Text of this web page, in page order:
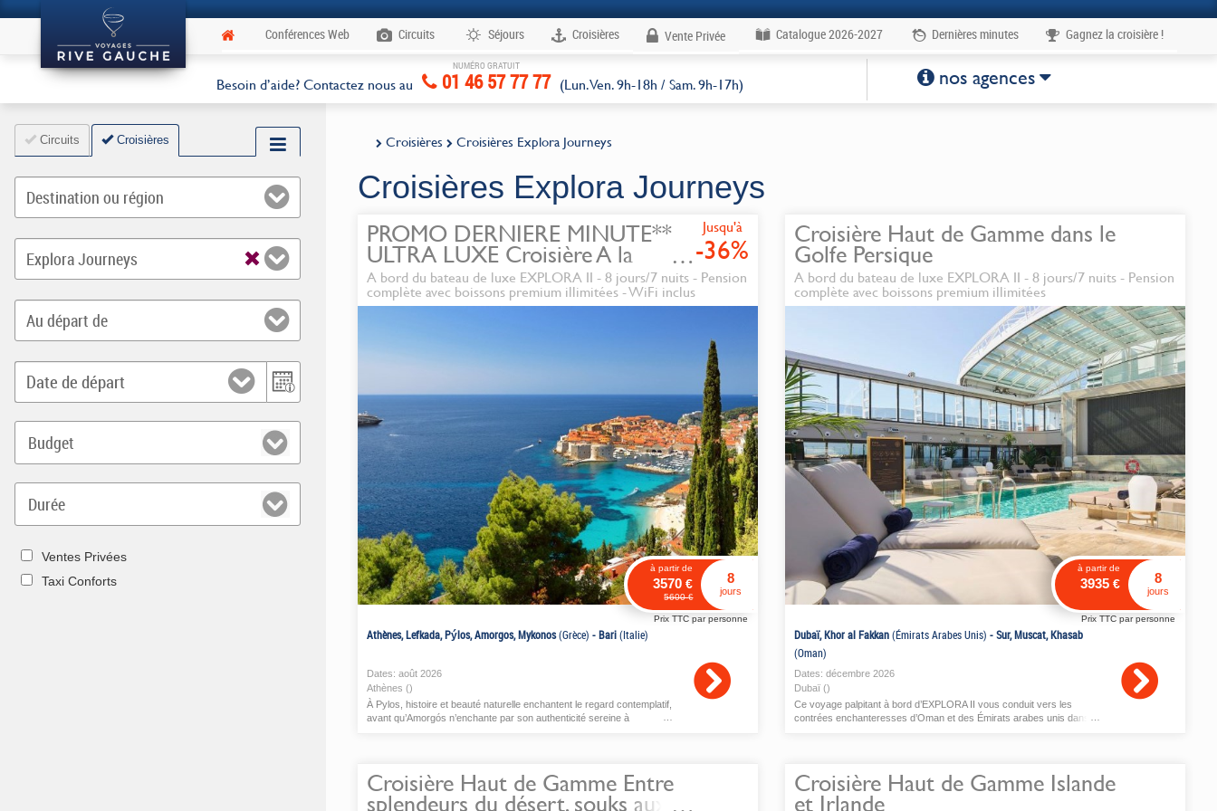
Croisières Croisières Explora Journeys
Croisières Explora Journeys
Jusqu'à
-36%
PROMO DERNIERE MINUTE**
ULTRA LUXE Croisière A la
découverte des rivages de la mer
Ionienne et de la beauté des
A bord du bateau de luxe EXPLORA II - 8 jours/7 nuits - Pension
complète avec boissons premium illimitées - WiFi inclus
à partir de
3570€
5600€
8
jours
Prix TTC par personne
Athènes, Lefkada, Pýlos, Amorgos, Mykonos(Grèce) -Bari(Italie)
Dates: août 2026
Athènes ()
À Pylos, histoire et beauté naturelle enchantent le regard contemplatif,
avant qu’Amorgós n’enchante par son authenticité sereine à
Croisière Haut de Gamme dans le
Golfe Persique
A bord du bateau de luxe EXPLORA II - 8 jours/7 nuits - Pension
complète avec boissons premium illimitées
à partir de
3935€ 8
jours
Prix TTC par personne
Dubaï, Khor al Fakkan(Émirats Arabes Unis) -Sur, Muscat, Khasab
(Oman)
Dates: décembre 2026
Dubaï ()
Ce voyage palpitant à bord d’EXPLORA II vous conduit vers les
contrées enchanteresses d’Oman et des Émirats arabes unis dans
Croisière Haut de Gamme Entre
splendeurs du désert, souks aux
Croisière Haut de Gamme Islande
et Irlande
Circuits Croisières
Destination ou région 3
Explora Journeys 3
Au départ de 3
Date de départ 3 Q
Ventes Privées
Taxi Conforts
Conférences Web Circuits Séjours Croisières Vente Privée Catalogue 2026-2027 Dernières minutes
Gagnez la croisière !
1
Besoin d’aide? Contactez nous au
NUMÉRO GRATUIT
01 46 57 77 77 (Lun. Ven. 9h-18h / Sam. 9h-17h) nos agences